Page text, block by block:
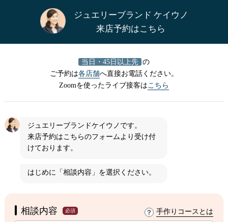
ジュエリーブランド ケイウノ
来店予約はこちら
当日・45日以上先 の
ご予約は各店舗へ直接お電話ください。
Zoomを使ったライブ接客はこちら
ジュエリーブランドケイウノです。
来店予約はこちらのフォームより受け付
けております。
はじめに 「相談内容」 を選択ください。
相談内容 必須 手作りコースとは